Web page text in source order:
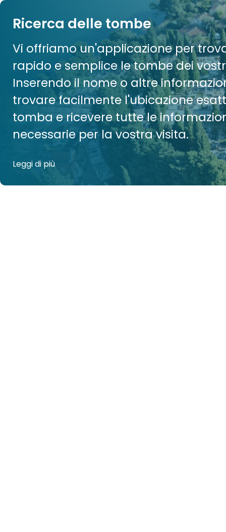
Ricerca delle tombe
Vi offriamo un'applicazione per
rapido e semplice le tombe dei
Inserendo il nome o altre
trovare facilmente l'ubicazione
tomba e ricevere tutte le
necessarie per la vostra visita.
Leggi di più